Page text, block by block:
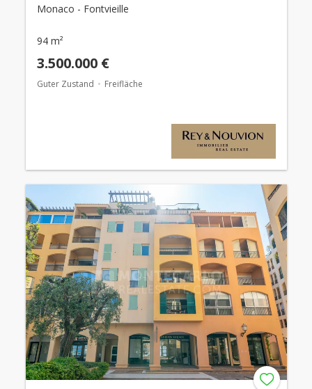
Monaco - Fontvieille
94 m²
3.500.000 €
Guter Zustand Freifläche